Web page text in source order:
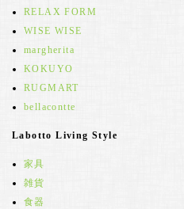
RELAX FORM
WISE WISE
margherita
KOKUYO
RUGMART
bellacontte
Labotto Living Style
家具
雑貨
食器